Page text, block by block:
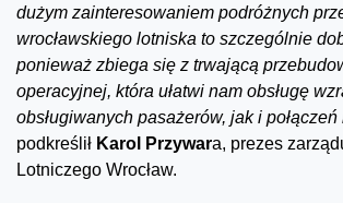
dużym zainteresowaniem podróżnych
wrocławskiego lotniska to szczególnie
ponieważ zbiega się z trwającą
operacyjnej, która ułatwi nam obsługę
obsługiwanych pasażerów, jak i
podkreślił Karol Przywara, prezes
Lotniczego Wrocław.